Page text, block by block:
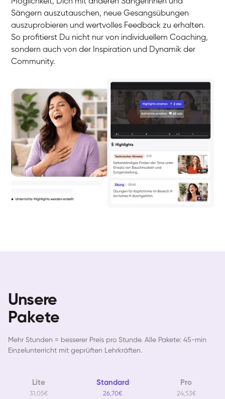
Sängern auszutauschen, neue Gesangsübungen
auszuprobieren und wertvolles Feedback zu erhalten.
So profitierst Du nicht nur von individuellem Coaching,
sondern auch von der Inspiration und Dynamik der
Community.
Unsere
Pakete
Mehr Stunden = besserer Preis pro Stunde. Alle Pakete: 45-min
Einzelunterricht mit geprüften Lehrkräften.
Lite
31,05€
Standard
26,70€
Pro
24,53€